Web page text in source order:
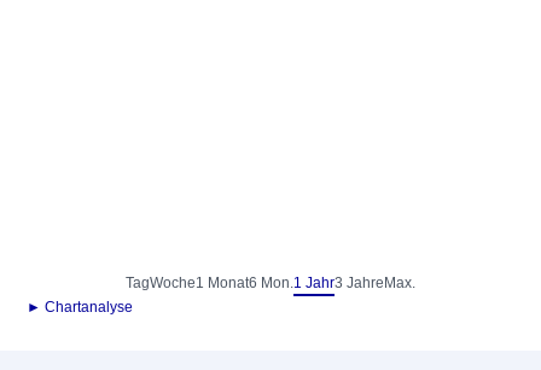
TagWoche1 Monat6 Mon.1 Jahr3 Jahre Max.
► Chartanalyse